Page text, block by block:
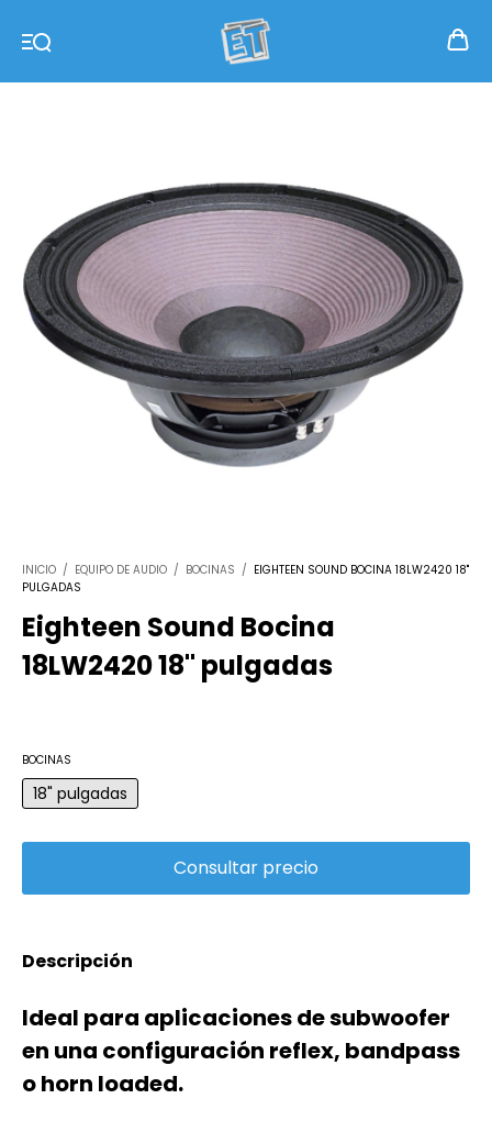
INICIO / EQUIPO DE AUDIO / BOCINAS / EIGHTEEN SOUND BOCINA 18LW2420 18"
PULGADAS
Eighteen Sound Bocina
18LW2420 18" pulgadas
BOCINAS
18" pulgadas
Descripción
Ideal para aplicaciones de subwoofer
en una configuración reflex, bandpass
o horn loaded.